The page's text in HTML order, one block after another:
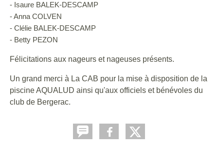
- Isaure BALEK-DESCAMP
- Anna COLVEN
- Clélie BALEK-DESCAMP
- Betty PEZON
Félicitations aux nageurs et nageuses présents.
Un grand merci à La CAB pour la mise à disposition de la
piscine AQUALUD ainsi qu'aux officiels et bénévoles du
club de Bergerac.